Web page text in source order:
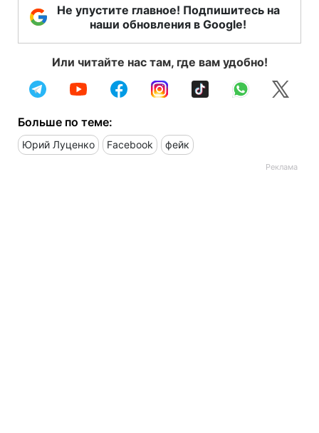
Не упустите главное! Подпишитесь на
наши обновления в Google!
Или читайте нас там, где вам удобно!
Больше по теме:
Юрий Луценко Facebook фейк